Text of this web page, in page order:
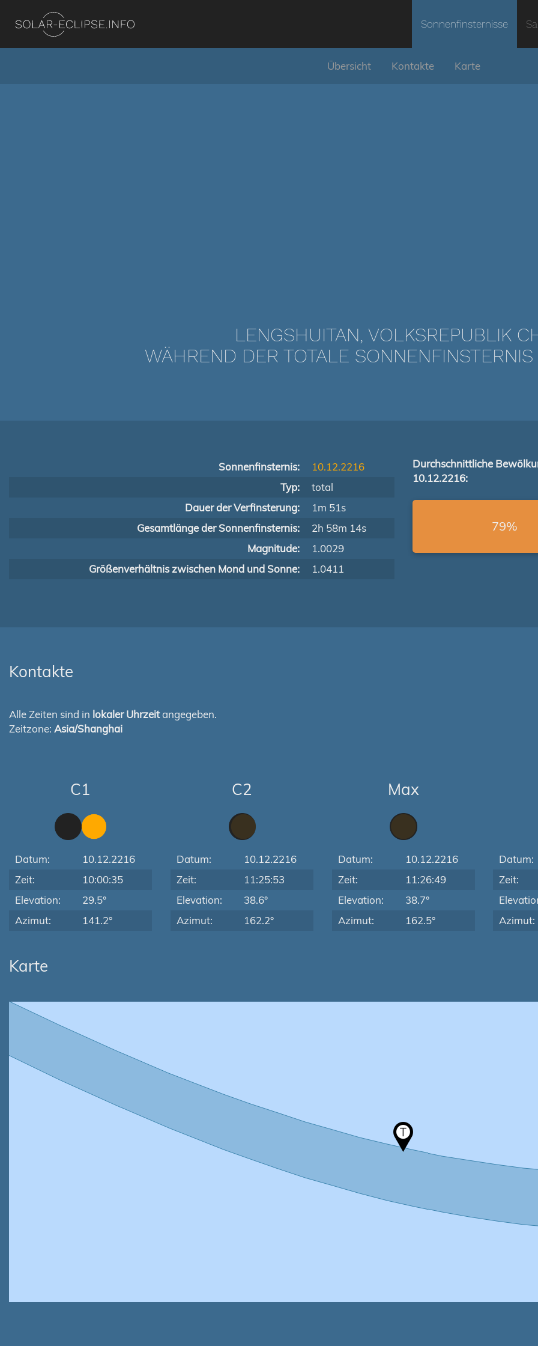
Sonnenfinsternisse
Übersicht Kontakte Karte
LENGSHUITAN, VOLKSREPUBLIK
WÄHREND DER TOTALE SONNENFINSTERNIS
Sonnenfinsternis:
10.12.2216
Typ:
total
Dauer der Verfinsterung:
1m 51s
Gesamtlänge der Sonnenfinsternis:
2h 58m 14s
Magnitude:
1.0029
Größenverhältnis zwischen Mond und Sonne:
1.0411
Durchschnittliche
10.12.2216:
79%
Kontakte
Alle Zeiten sind in lokaler Uhrzeitangegeben.
Zeitzone: Asia/Shanghai
C1
Datum:
10.12.2216
Zeit:
10:00:35
Elevation:
29.5°
Azimut:
141.2°
C2
Datum:
10.12.2216
Zeit:
11:25:53
Elevation:
38.6°
Azimut:
162.2°
Max
Datum:
10.12.2216
Zeit:
11:26:49
Elevation:
38.7°
Azimut:
162.5°
Datum:
Zeit:
Azimut:
Karte